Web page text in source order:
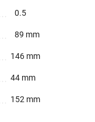
0.5
89 mm
146 mm
44 mm
152 mm